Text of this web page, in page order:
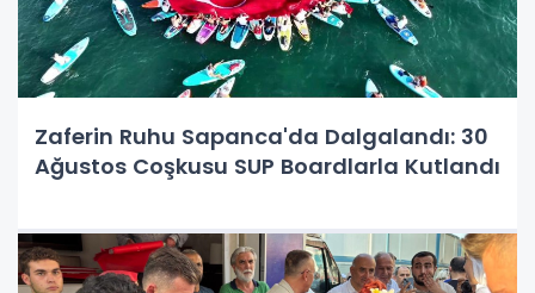
Zaferin Ruhu Sapanca'da Dalgalandı: 30
Ağustos Coşkusu SUP Boardlarla Kutlandı